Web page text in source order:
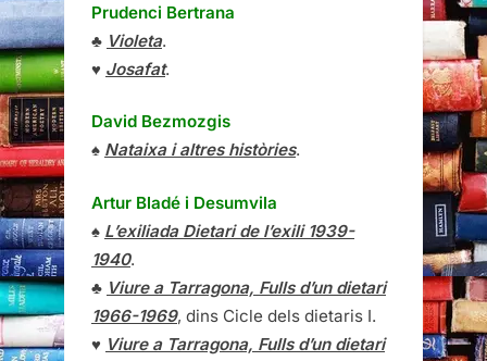
Prudenci Bertrana
♣ Violeta.
♥ Josafat.
David Bezmozgis
♠ Nataixa i altres històries.
Artur Bladé i Desumvila
♠ L’exiliada Dietari de l’exili 1939-
1940.
♣ Viure a Tarragona, Fulls d’un dietari
1966-1969, dins Cicle dels dietaris I.
♥ Viure a Tarragona, Fulls d’un dietari